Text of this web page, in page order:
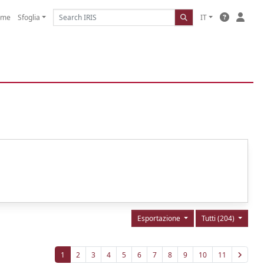
Sfoglia IT
Tutti (204)
Esportazione
1 2 3 4 5 6 7 8 9 10 11